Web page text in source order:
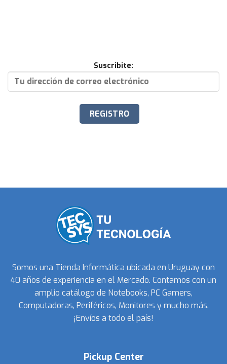
Suscribite:
Somos una Tienda Informática ubicada en Uruguay con
40 años de experiencia en el Mercado. Contamos con un
amplio catálogo de Notebooks, PC Gamers,
Computadoras, Periféricos, Monitores y mucho más.
¡Envíos a todo el país!
Pickup Center